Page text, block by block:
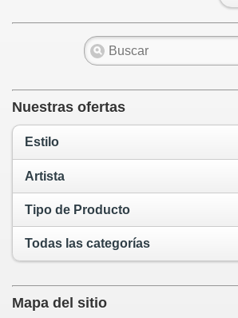
Nuestras ofertas
Estilo
Artista
Tipo de Producto
Todas las categorías
Mapa del sitio